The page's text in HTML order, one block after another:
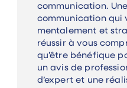
communication.
communication qui
mentalement et
réussir à vous
qu’être bénéfique
un avis de
d’expert et une